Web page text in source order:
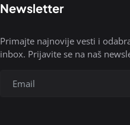
Newsletter
Primajte najnovije vesti i
inbox. Prijavite se na naš